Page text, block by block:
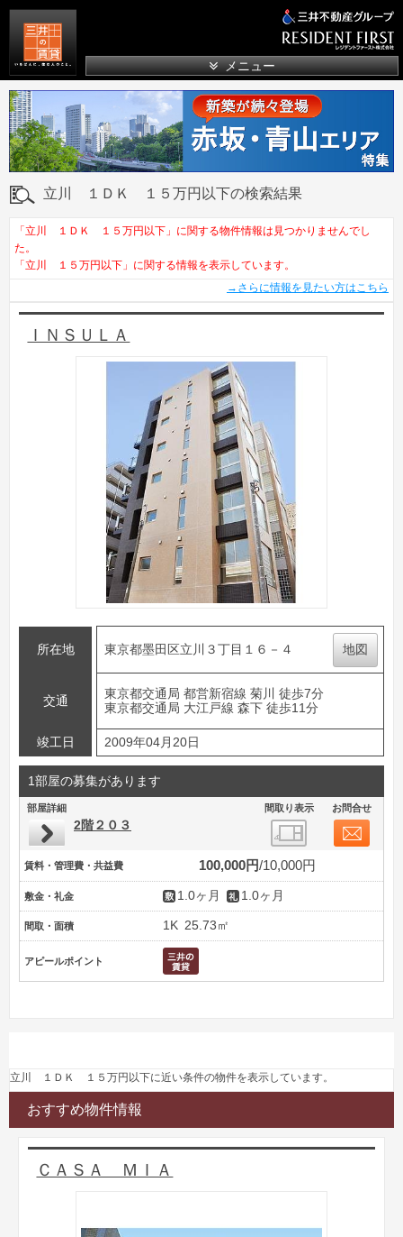
メニュー
立川 １ＤＫ １５万円以下の検索結果
「立川 １ＤＫ １５万円以下」に関する物件情報は見つかりませんでし
た。
「立川 １５万円以下」に関する情報を表示しています。
→さらに情報を見たい方はこちら
ＩＮＳＵＬＡ
所在地 東京都墨田区立川３丁目１６－４ 地図
交通
東京都交通局 都営新宿線 菊川 徒歩7分
東京都交通局 大江戸線 森下 徒歩11分
竣工日 2009年04月20日
1部屋の募集があります
部屋詳細 間取り表示 お問合せ
2階２０３
賃料・管理費・共益費 100,000円 10,000円
敷金・礼金 1.0ヶ月 1.0ヶ月
間取・面積 1K 25.73㎡
アピールポイント
立川 １ＤＫ １５万円以下に近い条件の物件を表示しています。
おすすめ物件情報
ＣＡＳＡ ＭＩＡ